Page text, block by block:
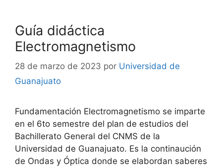
Guía didáctica
Electromagnetismo
28 de marzo de 2023 por Universidad de
Guanajuato
Fundamentación Electromagnetismo se imparte
en el 6to semestre del plan de estudios del
Bachillerato General del CNMS de la
Universidad de Guanajuato. Es la continaución
de Ondas y Óptica donde se elabordan saberes